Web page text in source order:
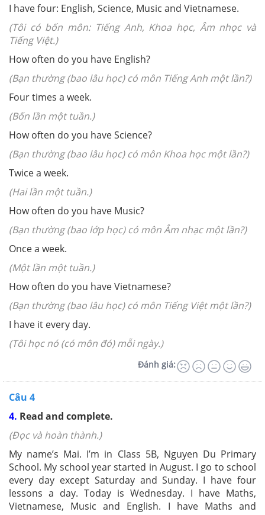
I have four: English, Science, Music and Vietnamese.
(Tôi có bốn môn: Tiếng Anh, Khoa học, Âm nhọc và
Tiếng Việt.)
How often do you have English?
(Bạn thường (bao lâu học) có môn Tiếng Anh một lần?)
Four times a week.
(Bốn lần một tuần.)
How often do you have Science?
(Bạn thường (bao lâu học) có môn Khoa học một lần?)
Twice a week.
(Hai lần một tuần.)
How often do you have Music?
(Bạn thường (bao lớp học) có môn Âm nhạc một lần?)
Once a week.
(Một lần một tuần.)
How often do you have Vietnamese?
(Bạn thường (bao lâu học) có môn Tiếng Việt một lần?)
I have it every day.
(Tôi học nó (có môn đó) mỗi ngày.)
Đánh giá:
Câu 4
4. Read and complete.
(Đọc và hoàn thành.)
My name’s Mai. I’m in Class 5B, Nguyen Du Primary
School. My school year started in August. I go to school
every day except Saturday and Sunday. I have four
lessons a day. Today is Wednesday. I have Maths,
Vietnamese, Music and English. I have Maths and